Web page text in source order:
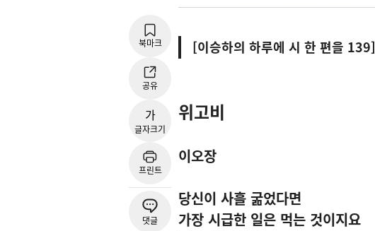
북마크
공유
가
글자크기
프린트
댓글
[이승하의 하루에 시 한 편을 139]
위고비
이오장
당신이 사흘 굶었다면
가장 시급한 일은 먹는 것이지요